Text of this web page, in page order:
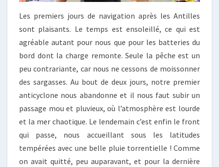
Les premiers jours de navigation après les Antilles
sont plaisants. Le temps est ensoleillé, ce qui est
agréable autant pour nous que pour les batteries du
bord dont la charge remonte. Seule la pêche est un
peu contrariante, car nous ne cessons de moissonner
des sargasses. Au bout de deux jours, notre premier
anticyclone nous abandonne et il nous faut subir un
passage mou et pluvieux, où l’atmosphère est lourde
et la mer chaotique. Le lendemain c’est enfin le front
qui passe, nous accueillant sous les latitudes
tempérées avec une belle pluie torrentielle ! Comme
on avait quitté, peu auparavant, et pour la dernière